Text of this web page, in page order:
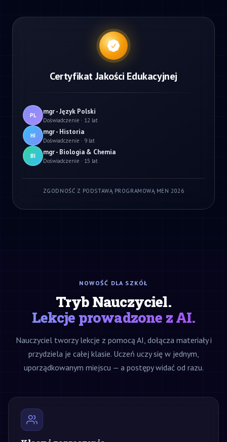
Certyfikat Jakości Edukacyjnej
PL mgr - Język Polski
Doświadczenie · 12 lat
HI mgr - Historia
Doświadczenie · 9 lat
BI mgr - Biologia & Chemia
Doświadczenie · 15 lat
ZGODNOŚĆ Z PODSTAWĄ PROGRAMOWĄ MEN 2026
NOWOŚĆ DLA SZKÓŁ
Tryb Nauczyciel.
Lekcje prowadzone z AI.
Nauczyciel tworzy lekcje z pomocą AI, dołącza materiały i
przydziela je całej klasie. Uczeń uczy się w jednym,
uporządkowanym miejscu — a postępy widać od razu.